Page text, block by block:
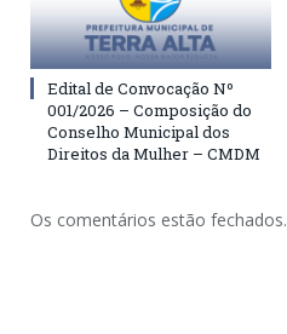
Edital de Convocação Nº
001/2026 – Composição do
Conselho Municipal dos
Direitos da Mulher – CMDM
Os comentários estão fechados.